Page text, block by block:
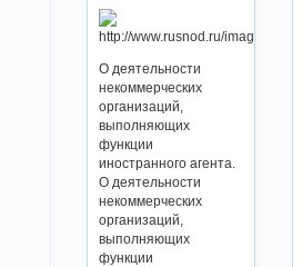
О деятельности
некоммерческих
организаций,
выполняющих
функции
иностранного агента.
О деятельности
некоммерческих
организаций,
выполняющих
функции